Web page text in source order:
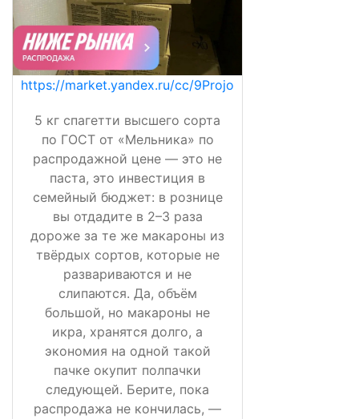
https://market.yandex.ru/cc/9Projo
5 кг спагетти высшего сорта
по ГОСТ от «Мельника» по
распродажной цене — это не
паста, это инвестиция в
семейный бюджет: в рознице
вы отдадите в 2–3 раза
дороже за те же макароны из
твёрдых сортов, которые не
развариваются и не
слипаются. Да, объём
большой, но макароны не
икра, хранятся долго, а
экономия на одной такой
пачке окупит полпачки
следующей. Берите, пока
распродажа не кончилась, —